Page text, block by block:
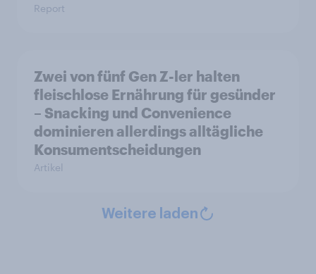
Report
Zwei von fünf Gen Z-ler halten
fleischlose Ernährung für gesünder
– Snacking und Convenience
dominieren allerdings alltägliche
Konsumentscheidungen
Artikel
Weitere laden